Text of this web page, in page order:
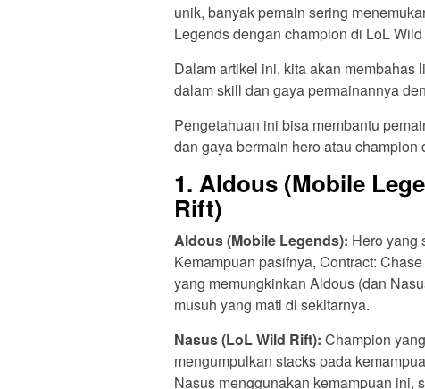
unik, banyak pemain sering
Legends dengan champion di LoL Wild
Dalam artikel ini, kita akan
dalam skill dan gaya permainannya
Pengetahuan ini bisa membantu
dan gaya bermain hero atau
1. Aldous (Mobile
Rift)
Aldous (Mobile Legends): Hero yang
Kemampuan pasifnya, Contract:
yang memungkinkan Aldous (dan
musuh yang mati di sekitarnya.
Nasus (LoL Wild Rift): Champion
mengumpulkan stacks pada
Nasus menggunakan kemampuan ini,